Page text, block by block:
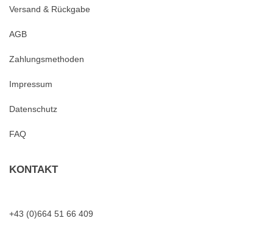
Versand & Rückgabe
AGB
Zahlungsmethoden
Impressum
Datenschutz
FAQ
KONTAKT
+43 (0)664 51 66 409